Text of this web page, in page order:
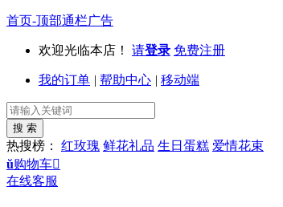
首页-顶部通栏广告
欢迎光临本店！ 请登录 免费注册
我的订单 | 帮助中心 | 移动端
热搜榜： 红玫瑰 鲜花礼品 生日蛋糕 爱情花束
ŭ购物车
在线客服